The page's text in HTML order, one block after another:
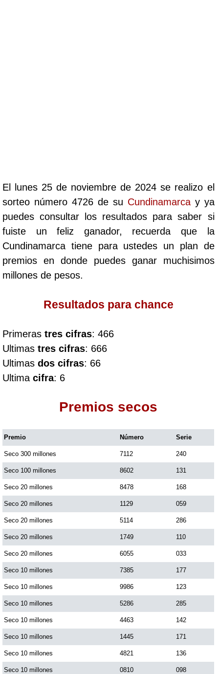
Cafeterito Noche
Caribeña Día
Caribeña Noche
Chontico Día
Chontico Noche
Culona día
Culona noche
Dorado Tarde
Dorado Noche
Fantástica Día
Fantástica Noche
Motilon Tarde
Motilon Noche
Paisita Día
Paisita Noche
Paisita 3
El lunes 25 de noviembre de 2024 se realizo el
sorteo número 4726 de su Cundinamarcay ya
puedes consultar los resultados para saber si
fuiste un feliz ganador, recuerda que la
Cundinamarca tiene para ustedes un plan de
premios en donde puedes ganar muchisimos
millones de pesos.
Resultados para chance
Primeras tres cifras: 466
Ultimas tres cifras: 666
Ultimas dos cifras: 66
Ultima cifra: 6
Premios secos
Premio Número Serie
Seco 300 millones 7112 240
Seco 100 millones 8602 131
Seco 20 millones 8478 168
Seco 20 millones 1129 059
Seco 20 millones 5114 286
Seco 20 millones 1749 110
Seco 20 millones 6055 033
Seco 10 millones 7385 177
Seco 10 millones 9986 123
Seco 10 millones 5286 285
Seco 10 millones 4463 142
Seco 10 millones 1445 171
Seco 10 millones 4821 136
Seco 10 millones 0810 098